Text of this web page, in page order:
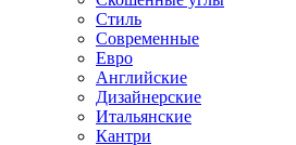
Стиль
Современные
Евро
Английские
Дизайнерские
Итальянские
Кантри